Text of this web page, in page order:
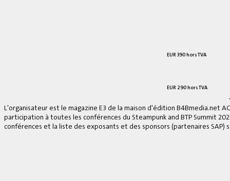
EUR 390 hors TVA
EUR 290 hors TVA
L'organisateur est le magazine E3 de la maison d'édition B4Bmedia.net
participation à toutes les conférences du Steampunk and BTP Summit
conférences et la liste des exposants et des sponsors (partenaires